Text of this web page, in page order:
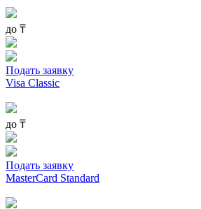
до ₸
Подать заявку
Visa Classic
до ₸
Подать заявку
MasterCard Standard